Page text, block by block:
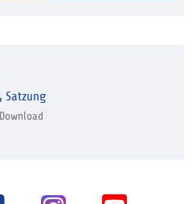
Satzung
Download